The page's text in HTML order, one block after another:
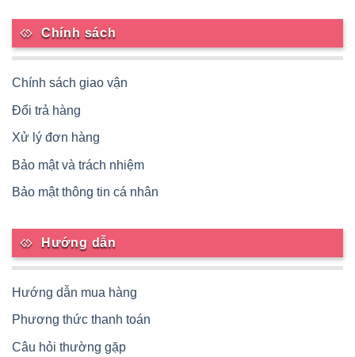
Chính sách
Chính sách giao vận
Đổi trả hàng
Xử lý đơn hàng
Bảo mật và trách nhiệm
Bảo mật thông tin cá nhân
Hướng dẫn
Hướng dẫn mua hàng
Phương thức thanh toán
Câu hỏi thường gặp